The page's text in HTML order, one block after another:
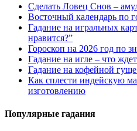
Сделать Ловец Снов –
Восточный календарь по
Гадание на игральных
нравится?”
Гороскоп на 2026 год по
Гадание на игле – что
Гадание на кофейной
Как сплести индейскую
изготовлению
Популярные гадания